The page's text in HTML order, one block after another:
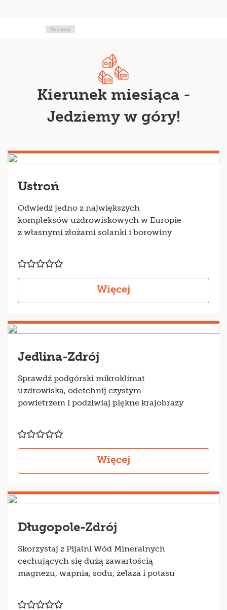
Reklama
Kierunek miesiąca -
Jedziemy w góry!
Ustroń
Odwiedź jedno z największych
kompleksów uzdrowiskowych w Europie
z własnymi złożami solanki i borowiny
Więcej
Jedlina-Zdrój
Sprawdź podgórski mikroklimat
uzdrowiska, odetchnij czystym
powietrzem i podziwiaj piękne krajobrazy
Więcej
Długopole-Zdrój
Skorzystaj z Pijalni Wód Mineralnych
cechujących się dużą zawartością
magnezu, wapnia, sodu, żelaza i potasu